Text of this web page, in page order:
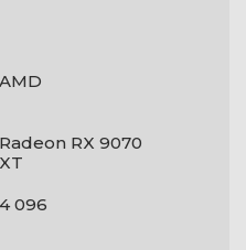
AMD
Radeon RX 9070
XT
4 096